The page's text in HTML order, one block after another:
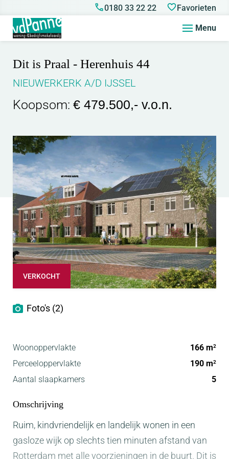
0180 33 22 22 Favorieten
Menu
Dit is Praal - Herenhuis 44
NIEUWERKERK A/D IJSSEL
Koopsom: € 479.500,- v.o.n.
VERKOCHT
Foto's (2)
Woonoppervlakte 166 m2
Perceeloppervlakte 190 m2
Aantal slaapkamers 5
Omschrijving
Ruim, kindvriendelijk en landelijk wonen in een
gasloze wijk op slechts tien minuten afstand van
Rotterdam met alle voorzieningen in de buurt. Dit is